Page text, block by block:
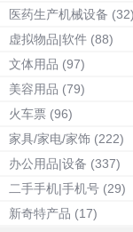
医药生产机械设备 (32)
虚拟物品|软件 (88)
文体用品 (97)
美容用品 (79)
火车票 (96)
家具/家电/家饰 (222)
办公用品|设备 (337)
二手手机|手机号 (29)
新奇特产品 (17)